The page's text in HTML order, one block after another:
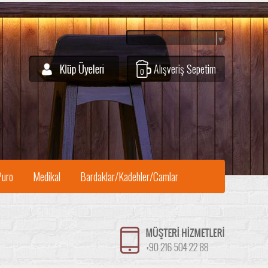
Alışveriş Sepetim
0
Select Language ▼
Medikal Bardaklar/Kadehler/Camlar